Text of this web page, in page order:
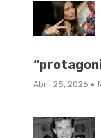
Abril 25, 2026 ·